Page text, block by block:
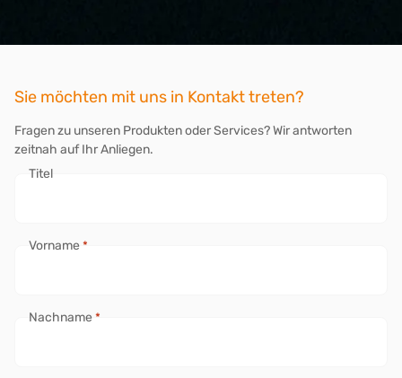
Sie möchten mit uns in Kontakt treten?
Fragen zu unseren Produkten oder Services? Wir antworten
zeitnah auf Ihr Anliegen.
Titel
Vorname *
Nachname *